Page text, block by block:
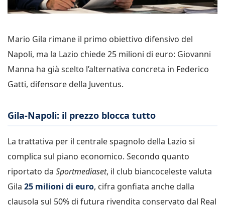
Mario Gila rimane il primo obiettivo difensivo del
Napoli, ma la Lazio chiede 25 milioni di euro: Giovanni
Manna ha già scelto l’alternativa concreta in Federico
Gatti, difensore della Juventus.
Gila-Napoli: il prezzo blocca tutto
La trattativa per il centrale spagnolo della Lazio si
complica sul piano economico. Secondo quanto
riportato da Sportmediaset, il club biancoceleste valuta
Gila 25 milioni di euro, cifra gonfiata anche dalla
clausola sul 50% di futura rivendita conservato dal Real